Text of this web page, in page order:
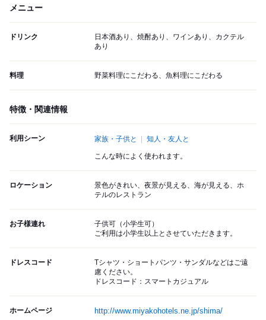
メニュー
ドリンク
日本酒あり、焼酎あり、ワインあり、カクテル
あり
料理 野菜料理にこだわる、魚料理にこだわる
特徴・関連情報
利用シーン 家族・子供と 知人・友人と
こんな時によく使われます。
ロケーション
景色がきれい、夜景が見える、海が見える、ホ
テルのレストラン
お子様連れ
子供可（小学生可）
ご利用は小学生以上とさせていただきます。
ドレスコード
Tシャツ・ショートパンツ・サンダルなどはご遠
慮ください。
ドレスコード：スマートカジュアル
ホームページ http://www.miyakohotels.ne.jp/shima/